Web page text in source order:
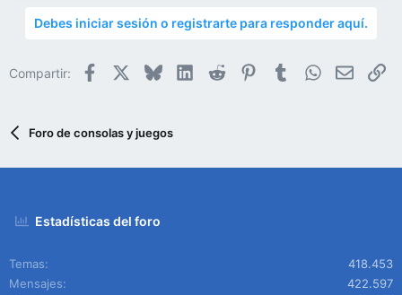
Debes iniciar sesión o registrarte para responder aquí.
Compartir: Facebook BlueskyLinkedIn
Reddit PinterestTumblrWhatsApp
Email
Foro de consolas y juegos
Estadísticas del foro
Temas
418.453
Mensajes
422.597